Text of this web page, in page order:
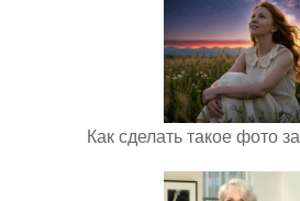
Как сделать такое фото